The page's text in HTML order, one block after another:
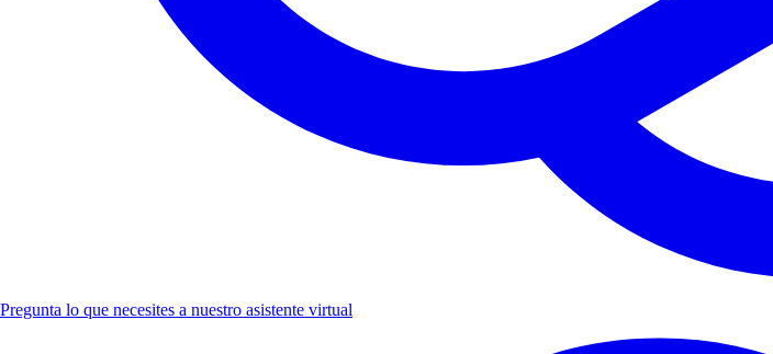
Pregunta lo que necesites a nuestro asistente virtual